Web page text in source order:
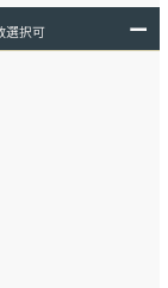
選択可 ー